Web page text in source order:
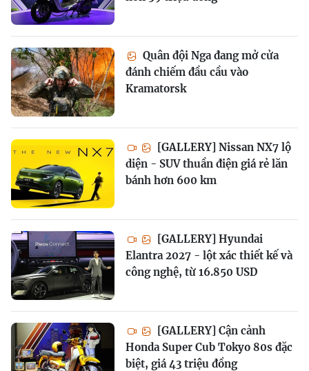
Quân đội Nga đang mở cửa
đánh chiếm đầu cầu vào
Kramatorsk
[GALLERY] Nissan NX7 lộ
diện - SUV thuần điện giá rẻ lăn
bánh hơn 600 km
[GALLERY] Hyundai
Elantra 2027 - lột xác thiết kế và
công nghệ, từ 16.850 USD
[GALLERY] Cận cảnh
Honda Super Cub Tokyo 80s đặc
biệt, giá 43 triệu đồng